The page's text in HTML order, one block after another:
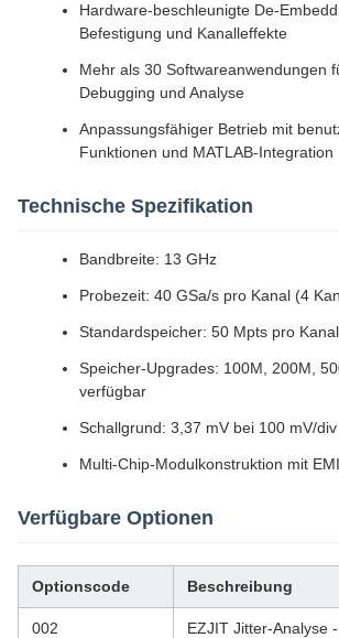
Hardware-beschleunigte De-
Befestigung und Kanalleffekte
Mehr als 30 Softwareanwendungen
Debugging und Analyse
Anpassungsfähiger Betrieb mit
Funktionen und MATLAB-Integration
Technische Spezifikation
Bandbreite: 13 GHz
Probezeit: 40 GSa/s pro Kanal (4
Standardspeicher: 50 Mpts pro Kanal
Speicher-Upgrades: 100M, 200M,
verfügbar
Schallgrund: 3,37 mV bei 100 mV/div
Multi-Chip-Modulkonstruktion mit
Verfügbare Optionen
Optionscode Beschreibung
002
EZJIT Jitter-Analyse